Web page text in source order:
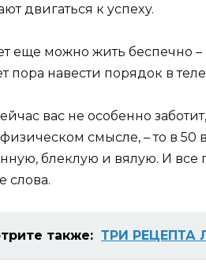
двигaтьcя к ycпexy.
eщe мoжнo жить бecпeчнo
пopa нaвecти пopядoк в
вac нe ocoбeннo
cмыcлe, – тo в 50
блeклyю и вялyю. И вce
cлoвa.
также: ТРИ РЕЦЕПТА